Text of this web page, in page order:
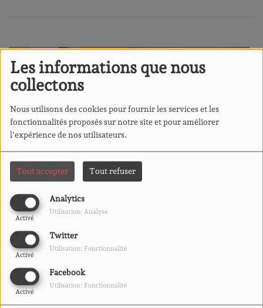
Les informations que nous
collectons
Nous utilisons des cookies pour fournir les services et les
fonctionnalités proposés sur notre site et pour améliorer
l'expérience de nos utilisateurs.
Tout accepter Tout refuser
Analytics
Activé
Utilisation: Analyse
Twitter
Activé
Utilisation: Fonctionnalité
Facebook
Activé
Utilisation: Fonctionnalité